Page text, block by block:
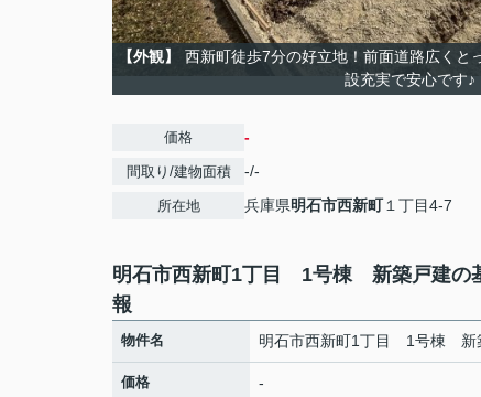
【外観】
西新町徒歩7分の好立地！前面道路広くと
設充実で安心です♪
価格 -
間取り/建物面積 -/-
所在地 兵庫県明石市西新町１丁目4-7
明石市西新町1丁目 1号棟 新築戸建の
報
物件名 明石市西新町1丁目 1号棟 新
価格 -